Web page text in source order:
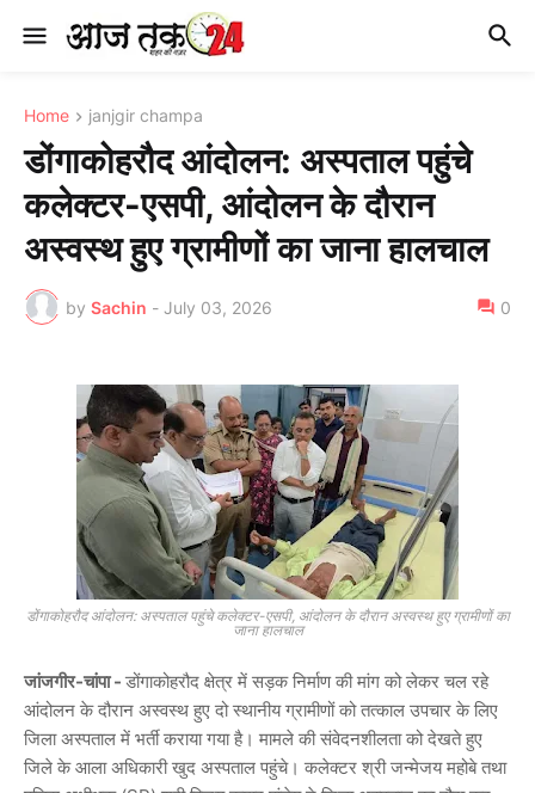
Home janjgir champa
डोंगाकोहरौद आंदोलन: अस्पताल पहुंचे
कलेक्टर-एसपी, आंदोलन के दौरान
अस्वस्थ हुए ग्रामीणों का जाना हालचाल
by Sachin - July 03, 2026 0
डोंगाकोहरौद आंदोलन: अस्पताल पहुंचे कलेक्टर-एसपी, आंदोलन के दौरान अस्वस्थ हुए ग्रामीणों का
जाना हालचाल
जांजगीर-चांपा - डोंगाकोहरौद क्षेत्र में सड़क निर्माण की मांग को लेकर चल रहे
आंदोलन के दौरान अस्वस्थ हुए दो स्थानीय ग्रामीणों को तत्काल उपचार के लिए
जिला अस्पताल में भर्ती कराया गया है। मामले की संवेदनशीलता को देखते हुए
जिले के आला अधिकारी खुद अस्पताल पहुंचे। कलेक्टर श्री जन्मेजय महोबे तथा